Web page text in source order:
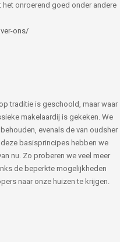
onroerend goed onder andere
ons/
traditie is geschoold, maar waar
makelaardij is gekeken. We
evenals de van oudsher
basisprincipes hebben we
nu. Zo proberen we veel meer
de beperkte mogelijkheden
naar onze huizen te krijgen.